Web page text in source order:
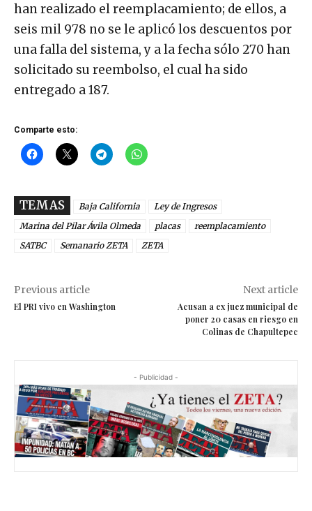
han realizado el reemplacamiento; de ellos, a
seis mil 978 no se le aplicó los descuentos por
una falla del sistema, y a la fecha sólo 270 han
solicitado su reembolso, el cual ha sido
entregado a 187.
Comparte esto:
TEMAS Baja California
Ley de Ingresos
Marina del Pilar Ávila Olmeda
placas
reemplacamiento
SATBC
Semanario ZETA ZETA
Previous article
El PRI vivo en Washington
Next article
Acusan a ex juez municipal de
poner 20 casas en riesgo en
Colinas de Chapultepec
- Publicidad -